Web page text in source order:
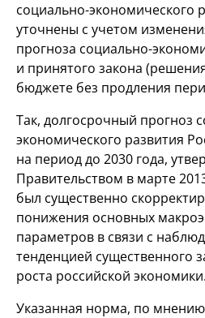
социально-экономического
уточнены с учетом
прогноза социально-
и принятого закона
бюджете без продления
Так, долгосрочный прогноз
экономического развития
на период до 2030 года,
Правительством в марте
был существенно
понижения основных
параметров в связи с
тенденцией существенного
роста российской экономики.
Указанная норма, по